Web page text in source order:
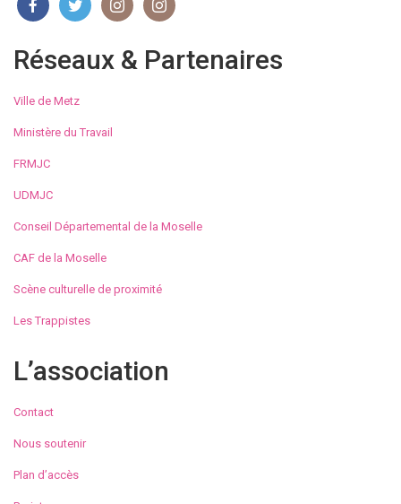
Réseaux & Partenaires
Ville de Metz
Ministère du Travail
FRMJC
UDMJC
Conseil Départemental de la Moselle
CAF de la Moselle
Scène culturelle de proximité
Les Trappistes
L’association
Contact
Nous soutenir
Plan d’accès